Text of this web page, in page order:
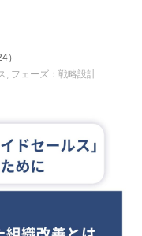
）
フェーズ：戦略設計